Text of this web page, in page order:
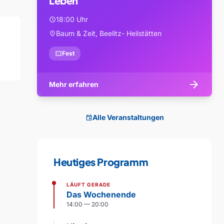
schedule18:00 Uhr
location_onBaum & Zeit, Beelitz- Heilstätten
confirmation_numberFest
Mehr erfahren arrow_forward
eventAlle Veranstaltungen
Heutiges Programm
LÄUFT GERADE
Das Wochenende
14:00 — 20:00